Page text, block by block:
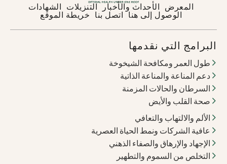
المعرض الأحداث والأخبار التنزيلات الشهادات
الوصول إلى هنا اتصل بنا خريطة الموقع
البرامج التي نقدمها
طول العمر ومكافحة الشيخوخة
دعم المناعة والمناعة الذاتية
السرطان والحالات المزمنة
صحة القلب والأيض
الألم والالتهاب والتعافي
عافية الشركات ونمط الحياة العصرية
الإجهاد والإرهاق والصفاء الذهني
التخلص من السموم والتطهير